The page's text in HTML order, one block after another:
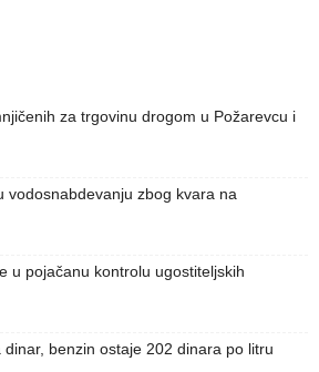
za trgovinu drogom u Požarevcu i
vodosnabdevanju zbog kvara na
u pojačanu kontrolu ugostiteljskih
benzin ostaje 202 dinara po litru